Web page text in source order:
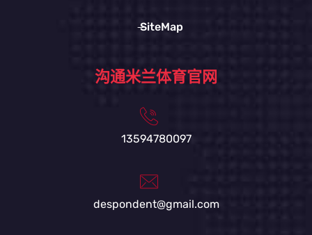
SiteMap
沟通米兰体育官网
13594780097
despondent@gmail.com